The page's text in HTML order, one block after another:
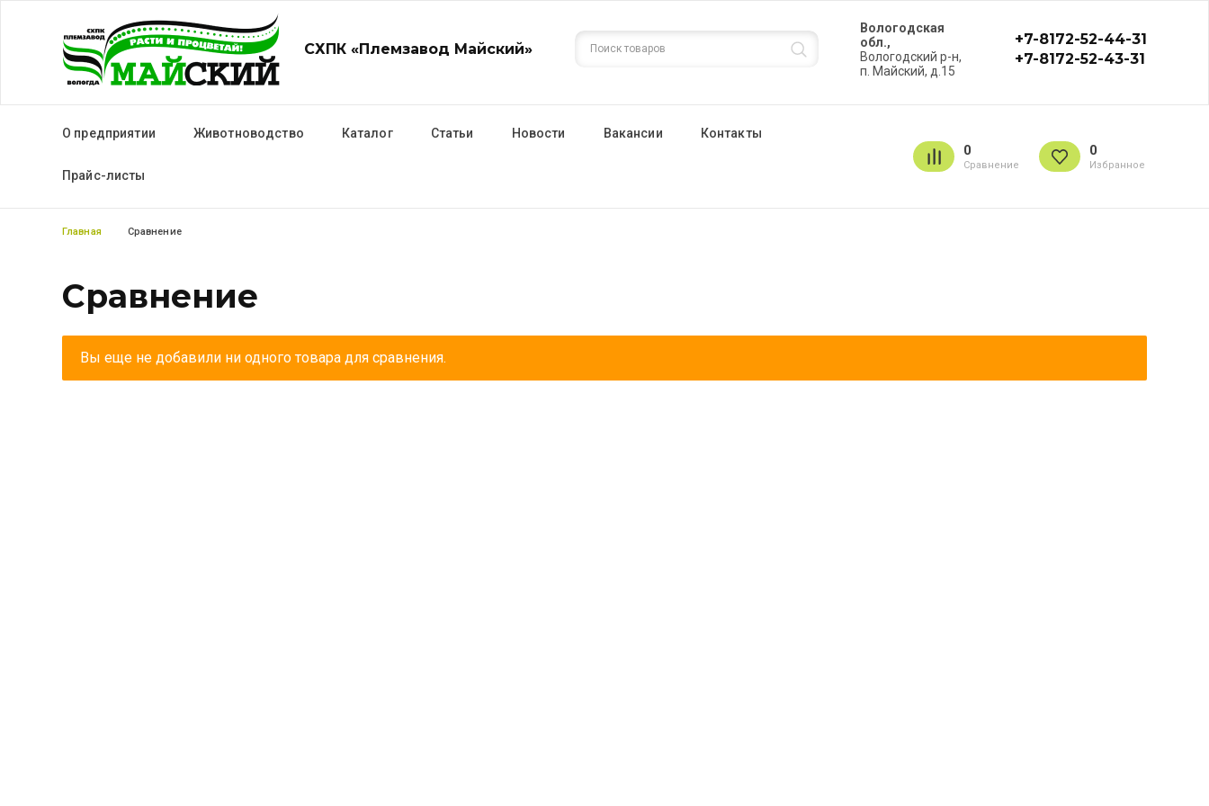
СХПК «Племзавод Майский»
Вологодская
обл.,
Вологодский р-н,
п. Майский, д.15
+7-8172-52-44-31
+7-8172-52-43-31
Основная навигация
О предприятии Животноводство Каталог Статьи Новости Вакансии Контакты
Прайс-листы
0
Сравнение
0
Избранное
Строка навигации
Главная Сравнение
Сравнение
Вы еще не добавили ни одного товара для сравнения.